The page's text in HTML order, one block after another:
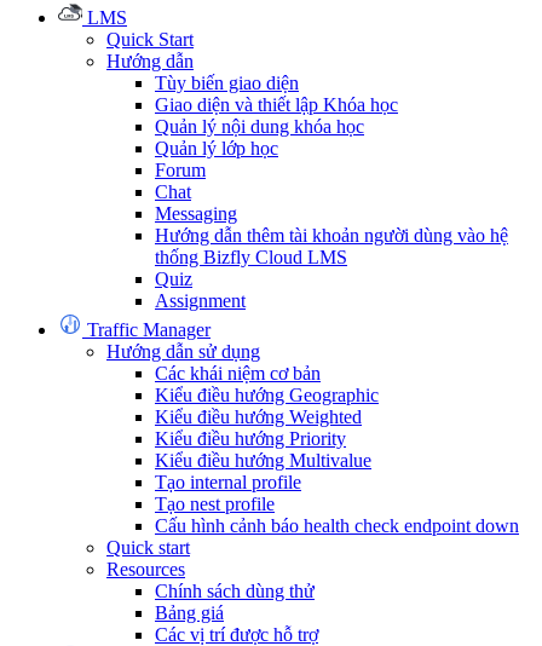
LMS
Quick Start
Hướng dẫn
Tùy biến giao diện
Giao diện và thiết lập Khóa học
Quản lý nội dung khóa học
Quản lý lớp học
Forum
Chat
Messaging
Hướng dẫn thêm tài khoản người dùng vào hệ
thống Bizfly Cloud LMS
Quiz
Assignment
Traffic Manager
Hướng dẫn sử dụng
Các khái niệm cơ bản
Kiểu điều hướng Geographic
Kiểu điều hướng Weighted
Kiểu điều hướng Priority
Kiểu điều hướng Multivalue
Tạo internal profile
Tạo nest profile
Cấu hình cảnh báo health check endpoint down
Quick start
Resources
Chính sách dùng thử
Bảng giá
Các vị trí được hỗ trợ